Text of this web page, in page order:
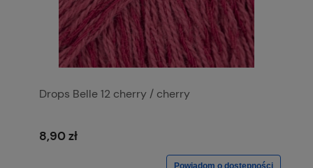
Drops Belle 12 cherry / cherry
8,90 zł
Powiadom o dostępności